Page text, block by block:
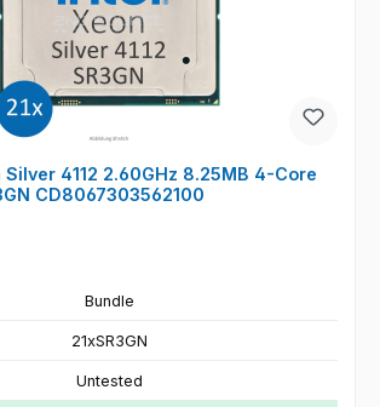
Silver 4112 2.60GHz 8.25MB 4-Core
CD8067303562100
Bundle
21xSR3GN
Untested